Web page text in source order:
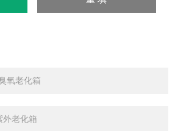
氧老化箱
外老化箱